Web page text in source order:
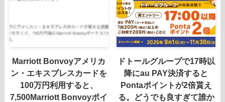
Marriott Bonvoyアメリカ
ン・エキスプレスカードを
100万円利用すると、
7,500Marriott Bonvoyポイ
ドトールグループで17時以
降にau PAY決済すると
Pontaポイントが2倍貰え
る。どうでも良すぎて誰か